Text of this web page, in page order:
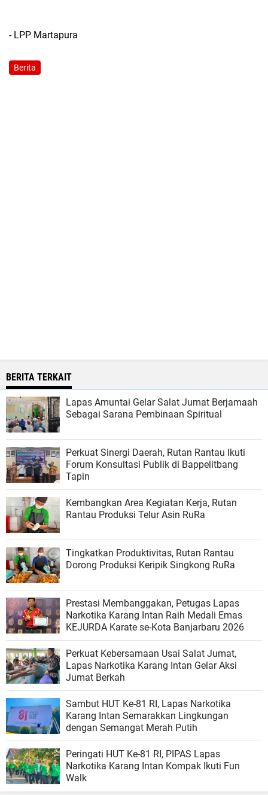
- LPP Martapura
Berita
BERITA TERKAIT
Lapas Amuntai Gelar Salat Jumat Berjamaah
Sebagai Sarana Pembinaan Spiritual
Perkuat Sinergi Daerah, Rutan Rantau Ikuti
Forum Konsultasi Publik di Bappelitbang
Tapin
Kembangkan Area Kegiatan Kerja, Rutan
Rantau Produksi Telur Asin RuRa
Tingkatkan Produktivitas, Rutan Rantau
Dorong Produksi Keripik Singkong RuRa
Prestasi Membanggakan, Petugas Lapas
Narkotika Karang Intan Raih Medali Emas
KEJURDA Karate se-Kota Banjarbaru 2026
Perkuat Kebersamaan Usai Salat Jumat,
Lapas Narkotika Karang Intan Gelar Aksi
Jumat Berkah
Sambut HUT Ke-81 RI, Lapas Narkotika
Karang Intan Semarakkan Lingkungan
dengan Semangat Merah Putih
Peringati HUT Ke-81 RI, PIPAS Lapas
Narkotika Karang Intan Kompak Ikuti Fun
Walk